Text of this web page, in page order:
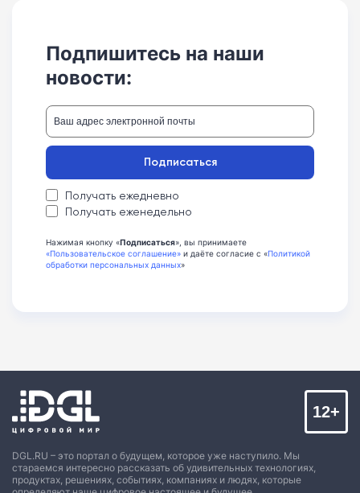
Подпишитесь на наши
новости:
Получать ежедневно
Получать еженедельно
Подписаться
Нажимая кнопку «Подписаться», вы принимаете
«Пользовательское соглашение» и даёте согласие с «Политикой
обработки персональных данных»
DGL.RU – это портал о будущем, которое уже наступило. Мы
стараемся интересно рассказать об удивительных технологиях,
продуктах, решениях, событиях, компаниях и людях, которые
12+